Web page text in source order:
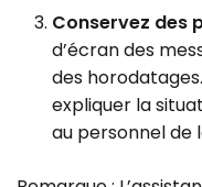
Conservez des
d’écran des
des
expliquer la
au personnel de